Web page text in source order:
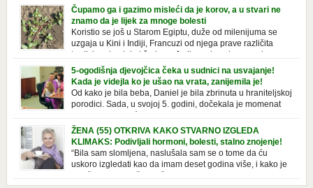
novorođenih beba. Video je snimila babica, pregledalo ga je preko 80
miliona ljudi. Ove babice su ostale u čudu nakon što su vidjeli kako
beba želi […]
Čupamo ga i gazimo misleći da je korov, a u stvari ne
znamo da je lijek za mnoge bolesti
Koristio se još u Starom Egiptu, duže od milenijuma se
uzgaja u Kini i Indiji, Francuzi od njega prave različita
tradicionalna jela i čorbe… Jedino mi gazimo po njemu,
čupamo ga i bacamo kao korov! Tušt je jednogodišnji, ali vrlo uporan
“korov” koji, ka­da nam se jednom nastani u bašti ili dvorištu, teško ga se
5-ogodišnja djevojčica čeka u sudnici na usvajanje!
Kada je videjla ko je ušao na vrata, zanijemila je!
Od kako je bila beba, Daniel je bila zbrinuta u hraniteljskoj
porodici. Sada, u svojoj 5. godini, dočekala je momenat
usvajanja, kada će dobiti novu, stalnu porodicu. Ovaj dan
je bio veoma poseban za djevojčicu i njenu novu porodicu, ali je uskoro
postao još čarobniji, zahvaljujući socijalnom radniku koji poznaje
Daniel. Njenoj novoj porodici je […]
ŽENA (55) OTKRIVA KAKO STVARNO IZGLEDA
KLIMAKS: Podivljali hormoni, bolesti, stalno znojenje!
“Bila sam slomljena, naslušala sam se o tome da ću
uskoro izgledati kao da imam deset godina više, i kako je
to težak period u životu žene, podloga za mnoge bolesti,